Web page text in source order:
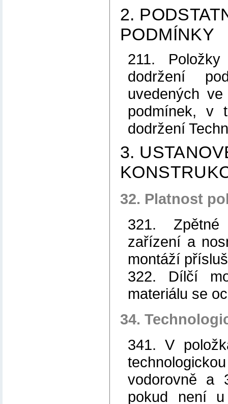
2.
PODMÍNKY
211.
dodržení
uvedených
podmínek, v
dodržení
3.
32. Platnost
321. Zpětné
zařízení a
montáží
322. Dílčí
materiálu se
34.
341. V
vodorovně a
pokud není